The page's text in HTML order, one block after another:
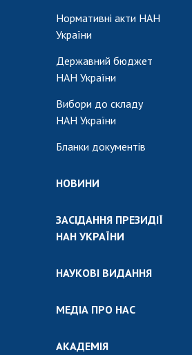
Нормативні акти НАН
України
Державний бюджет
НАН України
Вибори до складу
НАН України
Бланки документів
НОВИНИ
ЗАСІДАННЯ ПРЕЗИДІЇ
НАН УКРАЇНИ
НАУКОВІ ВИДАННЯ
МЕДІА ПРО НАС
АКАДЕМІЯ